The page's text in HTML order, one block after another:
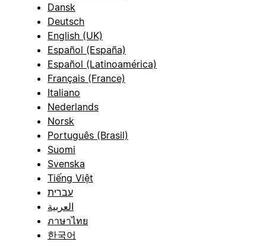
Dansk
Deutsch
English (UK)
Español (España)
Español (Latinoamérica)
Français (France)
Italiano
Nederlands
Norsk
Português (Brasil)
Suomi
Svenska
Tiếng Việt
עברית
العربية
ภาษาไทย
한국어